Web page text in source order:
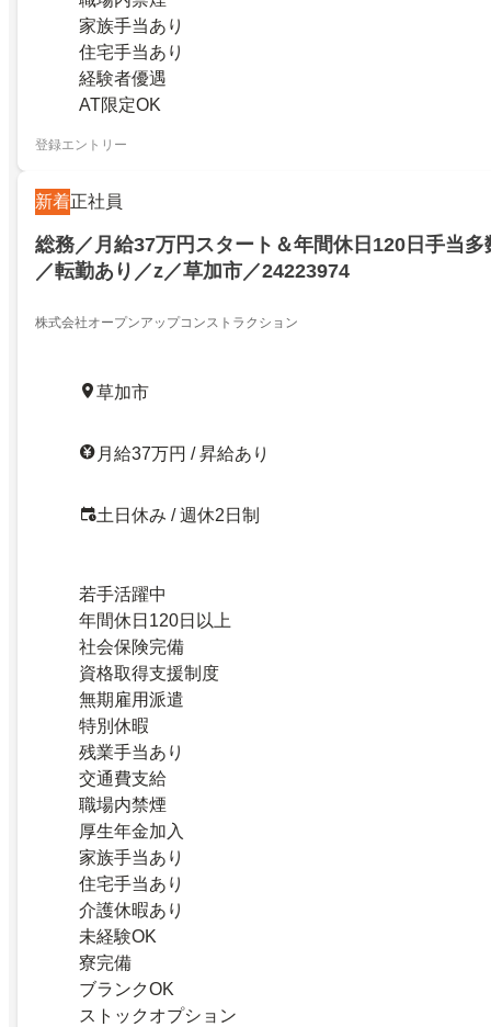
家族手当あり
住宅手当あり
経験者優遇
AT限定OK
登録エントリー
新着正社員
総務／月給37万円スタート＆年間休日120日手当
／転勤あり／z／草加市／24223974
株式会社オープンアップコンストラクション
草加市
月給37万円 / 昇給あり
土日休み / 週休2日制
若手活躍中
年間休日120日以上
社会保険完備
資格取得支援制度
無期雇用派遣
特別休暇
残業手当あり
交通費支給
職場内禁煙
厚生年金加入
家族手当あり
住宅手当あり
介護休暇あり
未経験OK
寮完備
ブランクOK
ストックオプション